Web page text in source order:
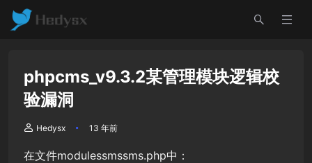
phpcms_v9.3.2某管理模块逻辑校
验漏洞
Hedysx 13 年前
在文件modulessmssms.php中：